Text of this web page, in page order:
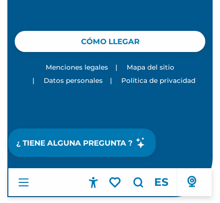
Accessibilité
Voir les favoris
Buscar
ES
¿ TIENE ALGUNA PREGUNTA ?
CÓMO LLEGAR
Menciones legales |
Mapa del sitio
|
Datos personales | Política de privacidad